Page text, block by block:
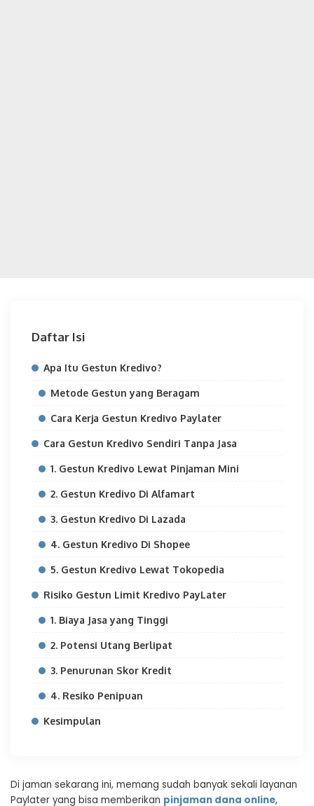
Daftar Isi
Apa Itu Gestun Kredivo?
Metode Gestun yang Beragam
Cara Kerja Gestun Kredivo Paylater
Cara Gestun Kredivo Sendiri Tanpa Jasa
1. Gestun Kredivo Lewat Pinjaman Mini
2. Gestun Kredivo Di Alfamart
3. Gestun Kredivo Di Lazada
4. Gestun Kredivo Di Shopee
5. Gestun Kredivo Lewat Tokopedia
Risiko Gestun Limit Kredivo PayLater
1. Biaya Jasa yang Tinggi
2. Potensi Utang Berlipat
3. Penurunan Skor Kredit
4. Resiko Penipuan
Kesimpulan
Di jaman sekarang ini, memang sudah banyak sekali layanan
Paylater yang bisa memberikan pinjaman dana online,